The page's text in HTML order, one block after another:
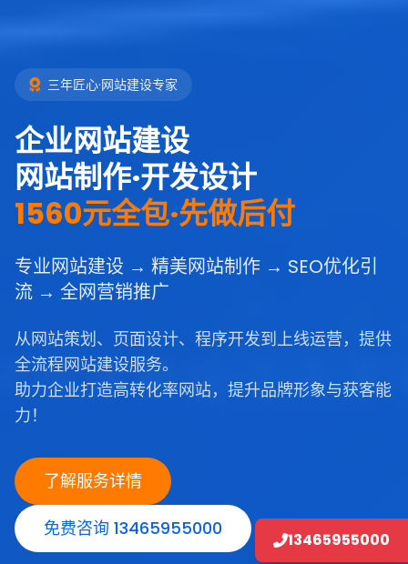
三年匠心·网站建设专家
企业网站建设
网站制作·开发设计
1560元全包·先做后付
专业网站建设 → 精美网站制作 → SEO优化引
流 → 全网营销推广
从网站策划、页面设计、程序开发到上线运营，提供
全流程网站建设服务。
助力企业打造高转化率网站，提升品牌形象与获客能
力！
了解服务详情
免费咨询 13465955000
13465955000